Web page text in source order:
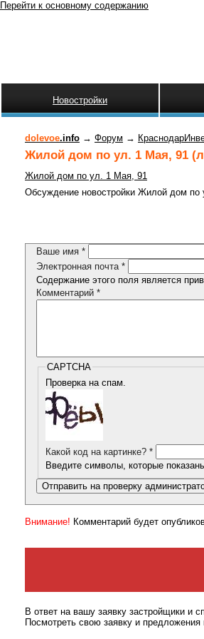
Перейти к основному содержанию
Новостройки
dolevoe.info → Форум →
Жилой дом по ул. 1 Мая, 91
Жилой дом по ул. 1 Мая, 91
Обсуждение новостройки Жилой дом по
Ваше имя *
Электронная почта *
Содержание этого поля является
Комментарий *
CAPTCHA
Проверка на спам.
Какой код на картинке? *
Введите символы, которые
Внимание! Комментарий будет
В ответ на вашу заявку застройщики и
Посмотреть свою заявку и